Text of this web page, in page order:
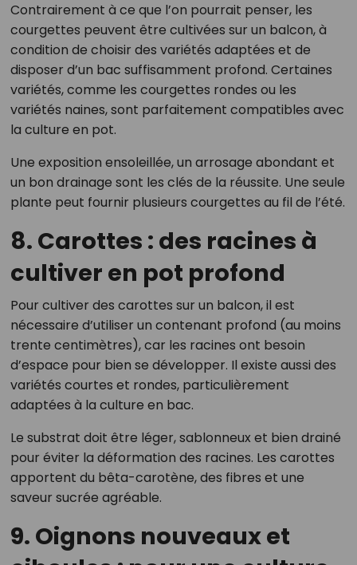
Contrairement à ce que l’on pourrait penser, les
courgettes peuvent être cultivées sur un balcon, à
condition de choisir des variétés adaptées et de
disposer d’un bac suffisamment profond. Certaines
variétés, comme les courgettes rondes ou les
variétés naines, sont parfaitement compatibles avec
la culture en pot.
Une exposition ensoleillée, un arrosage abondant et
un bon drainage sont les clés de la réussite. Une seule
plante peut fournir plusieurs courgettes au fil de l’été.
8. Carottes : des racines à
cultiver en pot profond
Pour cultiver des carottes sur un balcon, il est
nécessaire d’utiliser un contenant profond (au moins
trente centimètres), car les racines ont besoin
d’espace pour bien se développer. Il existe aussi des
variétés courtes et rondes, particulièrement
adaptées à la culture en bac.
Le substrat doit être léger, sablonneux et bien drainé
pour éviter la déformation des racines. Les carottes
apportent du bêta-carotène, des fibres et une
saveur sucrée agréable.
9. Oignons nouveaux et